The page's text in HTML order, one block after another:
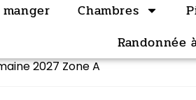
Chambres
Randonnée
2027 Zone A